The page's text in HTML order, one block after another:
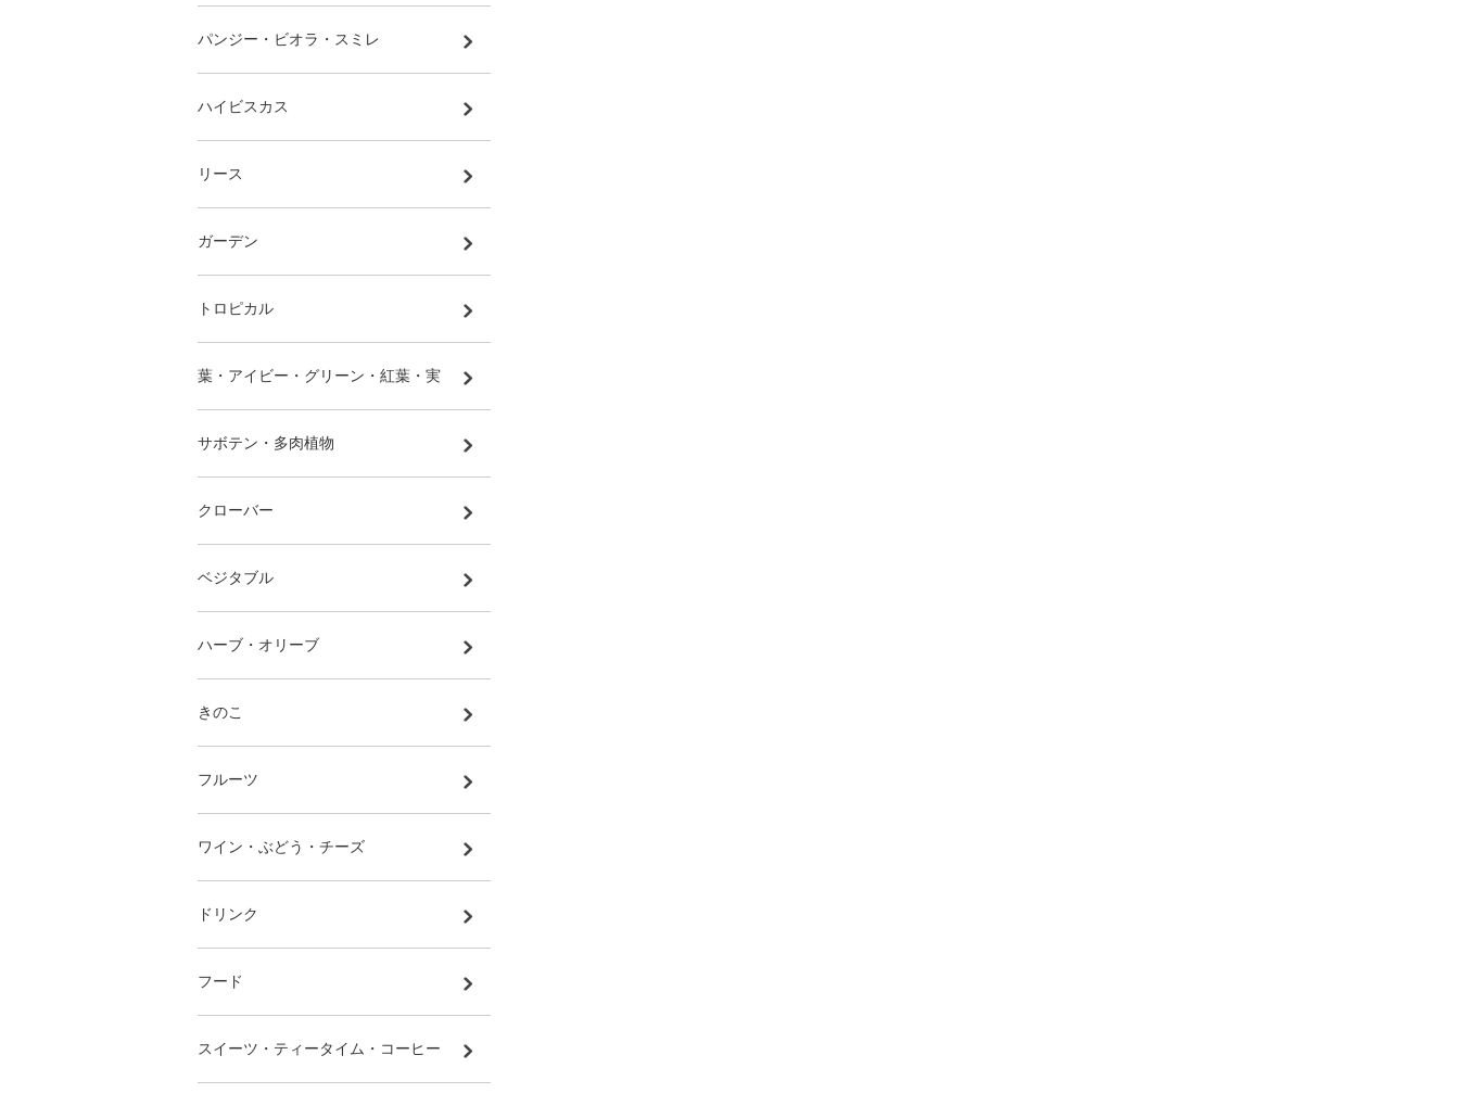
パンジー・ビオラ・スミレ
ハイビスカス
リース
ガーデン
トロピカル
葉・アイビー・グリーン・紅葉・実
サボテン・多肉植物
クローバー
ベジタブル
ハーブ・オリーブ
きのこ
フルーツ
ワイン・ぶどう・チーズ
ドリンク
フード
スイーツ・ティータイム・コーヒー